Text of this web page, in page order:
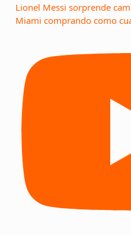
Lionel Messi sorprende
Miami comprando como